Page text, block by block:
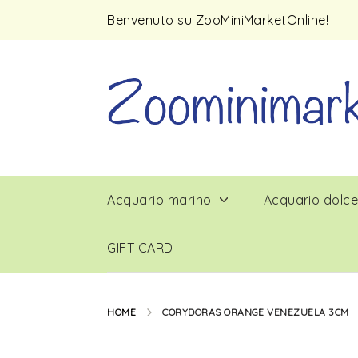
Benvenuto su ZooMiniMarketOnline!
Acquario marino Acquario dolce
GIFT CARD
HOME CORYDORAS ORANGE VENEZUELA 3CM